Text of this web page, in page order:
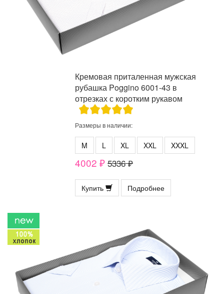
Кремовая приталенная мужская
рубашка Poggino 6001-43 в
отрезках с коротким рукавом
Размеры в наличии:
M L XL XXL XXXL
4002 ₽ 5336 ₽
Купить Подробнее